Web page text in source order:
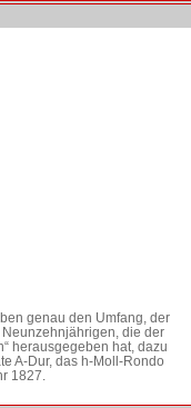
genau den Umfang, der
die der
herausgegeben hat, dazu
A-Dur, das h-Moll-Rondo
1827.